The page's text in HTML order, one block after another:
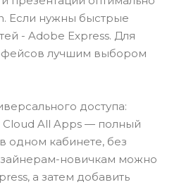
Если нужны быстрые
- Adobe Express. Для
лучшим выбором
доступа:
Cloud All Apps — полный
одном кабинете, без
новичкам можно
а затем добавить